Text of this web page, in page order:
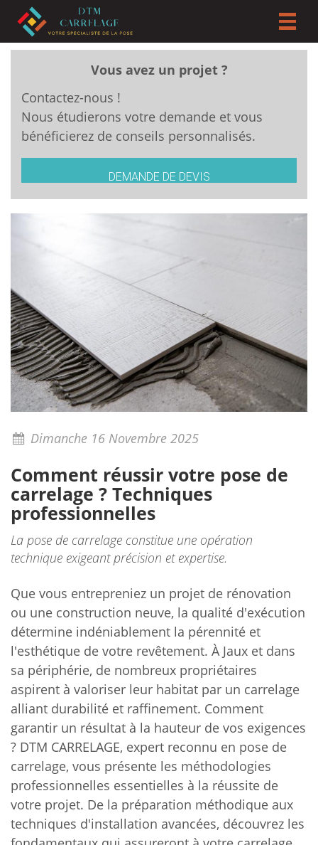
Vous avez un projet ?
Contactez-nous !
Nous étudierons votre demande et vous
bénéficierez de conseils personnalisés.
DEMANDE DE DEVIS
Dimanche 16 Novembre 2025
Comment réussir votre pose de
carrelage ? Techniques
professionnelles
La pose de carrelage constitue une opération
technique exigeant précision et expertise.
Que vous entrepreniez un projet de rénovation
ou une construction neuve, la qualité d'exécution
détermine indéniablement la pérennité et
l'esthétique de votre revêtement. À Jaux et dans
sa périphérie, de nombreux propriétaires
aspirent à valoriser leur habitat par un carrelage
alliant durabilité et raffinement. Comment
garantir un résultat à la hauteur de vos exigences
? DTM CARRELAGE, expert reconnu en pose de
carrelage, vous présente les méthodologies
professionnelles essentielles à la réussite de
votre projet. De la préparation méthodique aux
techniques d'installation avancées, découvrez les